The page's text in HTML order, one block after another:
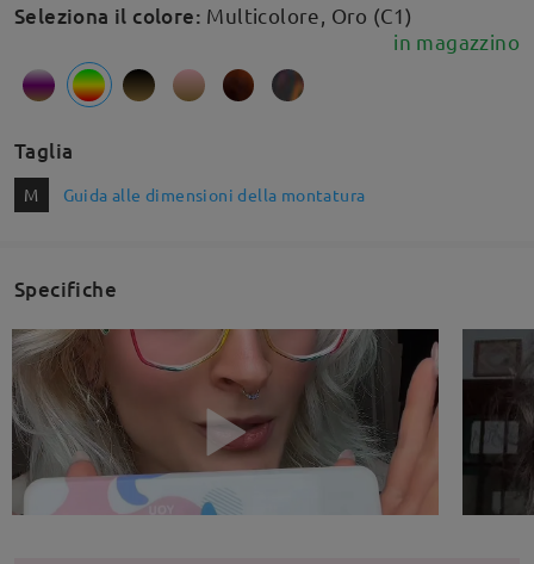
Seleziona il colore: Multicolore, Oro (C1)
in magazzino
Taglia
M Guida alle dimensioni della montatura
Specifiche